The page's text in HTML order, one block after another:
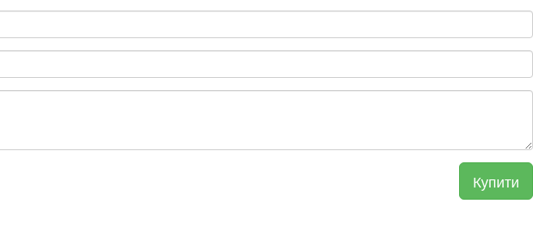
Купити